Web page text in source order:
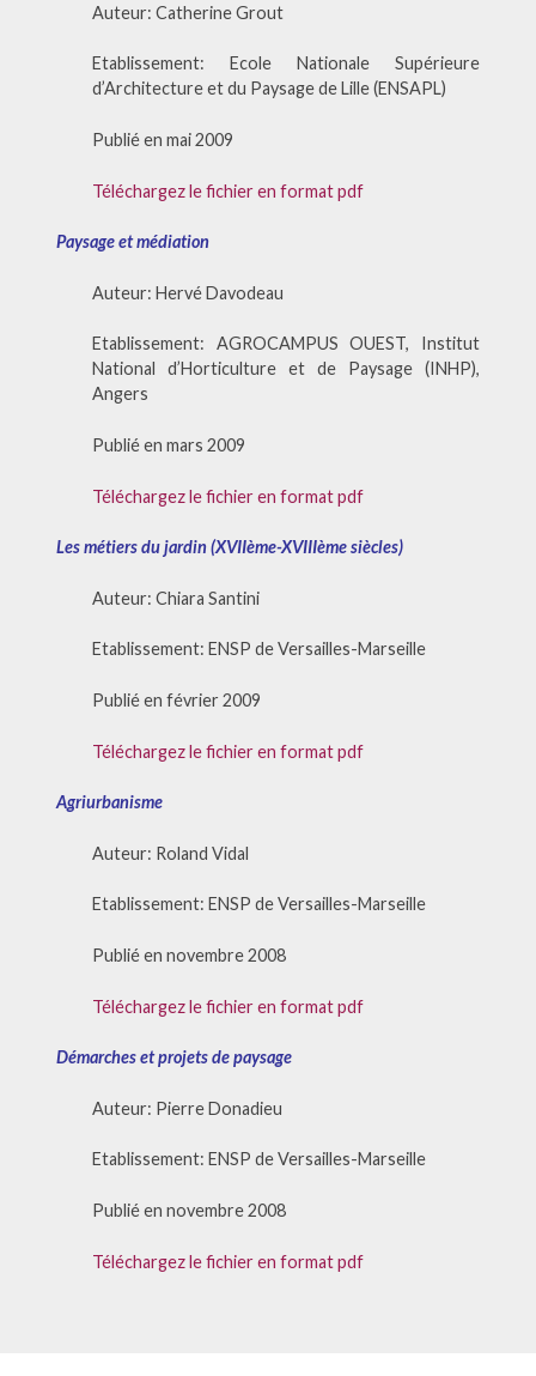
Auteur: Catherine Grout
Etablissement: Ecole Nationale Supérieure
d’Architecture et du Paysage de Lille (ENSAPL)
Publié en mai 2009
Téléchargez le fichier en format pdf
Paysage et médiation
Auteur: Hervé Davodeau
Etablissement: AGROCAMPUS OUEST, Institut
National d’Horticulture et de Paysage (INHP),
Angers
Publié en mars 2009
Téléchargez le fichier en format pdf
Les métiers du jardin (XVIIème-XVIIIème siècles)
Auteur: Chiara Santini
Etablissement: ENSP de Versailles-Marseille
Publié en février 2009
Téléchargez le fichier en format pdf
Agriurbanisme
Auteur: Roland Vidal
Etablissement: ENSP de Versailles-Marseille
Publié en novembre 2008
Téléchargez le fichier en format pdf
Démarches et projets de paysage
Auteur: Pierre Donadieu
Etablissement: ENSP de Versailles-Marseille
Publié en novembre 2008
Téléchargez le fichier en format pdf